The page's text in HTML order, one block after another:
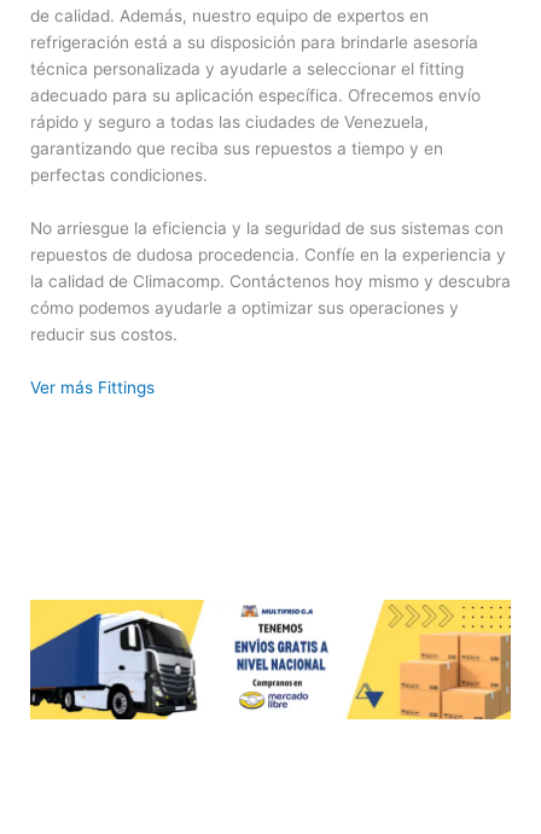
de calidad. Además, nuestro equipo de expertos en
refrigeración está a su disposición para brindarle asesoría
técnica personalizada y ayudarle a seleccionar el fitting
adecuado para su aplicación específica. Ofrecemos envío
rápido y seguro a todas las ciudades de Venezuela,
garantizando que reciba sus repuestos a tiempo y en
perfectas condiciones.
No arriesgue la eficiencia y la seguridad de sus sistemas con
repuestos de dudosa procedencia. Confíe en la experiencia y
la calidad de Climacomp. Contáctenos hoy mismo y descubra
cómo podemos ayudarle a optimizar sus operaciones y
reducir sus costos.
Ver más Fittings